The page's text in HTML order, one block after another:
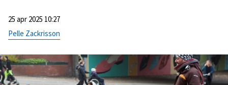
25 apr 2025 10:27
Pelle Zackrisson